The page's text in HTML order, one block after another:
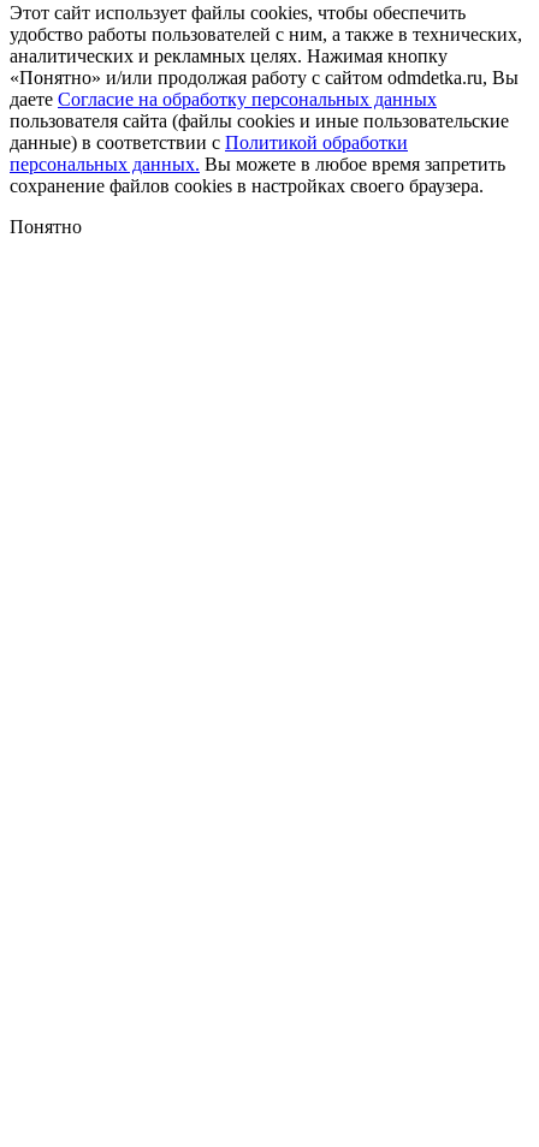
Этот сайт использует файлы cookies, чтобы обеспечить
удобство работы пользователей с ним, а также в технических,
аналитических и рекламных целях. Нажимая кнопку
«Понятно» и/или продолжая работу с сайтом odmdetka.ru, Вы
даете Согласие на обработку персональных данных
пользователя сайта (файлы cookies и иные пользовательские
данные) в соответствии с Политикой обработки
персональных данных. Вы можете в любое время запретить
сохранение файлов cookies в настройках своего браузера.
Понятно